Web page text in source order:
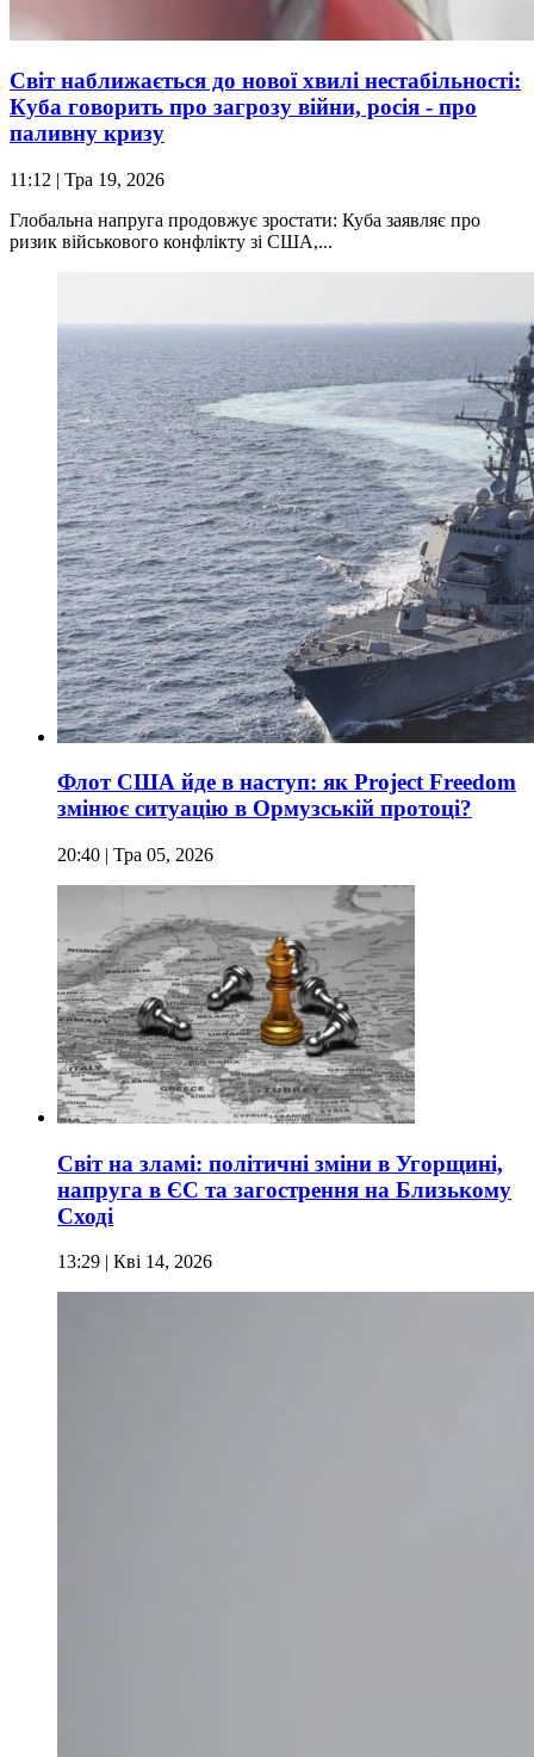
Світ наближається до нової хвилі нестабільності:
Куба говорить про загрозу війни, росія - про
паливну кризу
11:12 | Тра 19, 2026
Глобальна напруга продовжує зростати: Куба заявляє про
ризик військового конфлікту зі США,...
Флот США йде в наступ: як Project Freedom
змінює ситуацію в Ормузській протоці?
20:40 | Тра 05, 2026
Світ на зламі: політичні зміни в Угорщині,
напруга в ЄС та загострення на Близькому
Сході
13:29 | Кві 14, 2026